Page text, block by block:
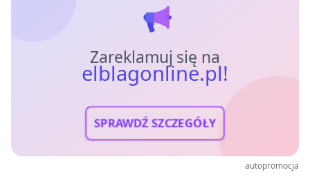
Zareklamuj się na
elblagonline.pl!
SPRAWDŹ SZCZEGÓŁY
autopromocja